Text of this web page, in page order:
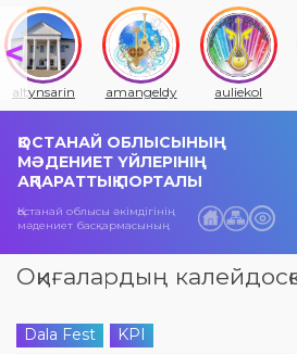
altynsarin amangeldy auliekol
ҚОСТАНАЙ ОБЛЫСЫНЫҢ
МӘДЕНИЕТ ҮЙЛЕРІНІҢ
АҚПАРАТТЫҚ ПОРТАЛЫ
Қостанай облысы әкімдігінің
мәдениет басқармасының
Оқиғалардың
Dala Fest
KPI